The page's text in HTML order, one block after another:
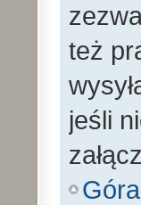
też
jeśli
Góra